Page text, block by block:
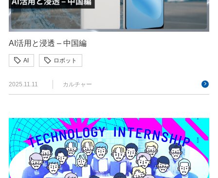
AI活用と浸透 – 中国編
AI ロボット
2025.11.11 カルチャー